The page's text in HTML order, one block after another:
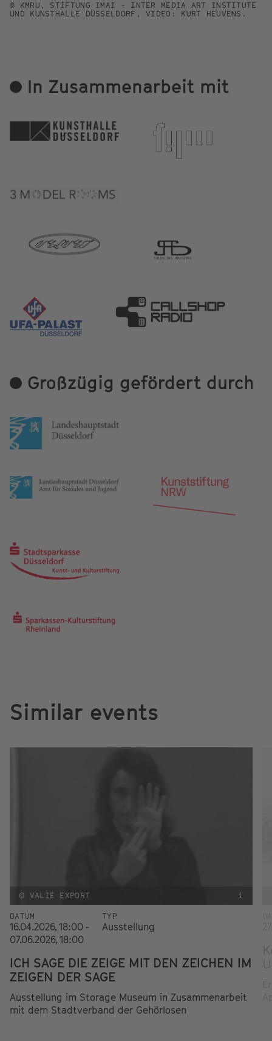
© KMRU, STIFTUNG IMAI - INTER MEDIA ART INSTITUTE
UND KUNSTHALLE DÜSSELDORF, VIDEO: KURT HEUVENS.
In Zusammenarbeit mit
Großzügig gefördert durch
Similar events
© VALIE EXPORT i
DATUM
16.04.2026, 18:00 -
07.06.2026, 18:00
TYP
Ausstellung
ICH SAGE DIE ZEIGE MIT DEN ZEICHEN IM
ZEIGEN DER SAGE
Ausstellung im Storage Museum in Zusammenarbeit
mit dem Stadtverband der Gehörlosen